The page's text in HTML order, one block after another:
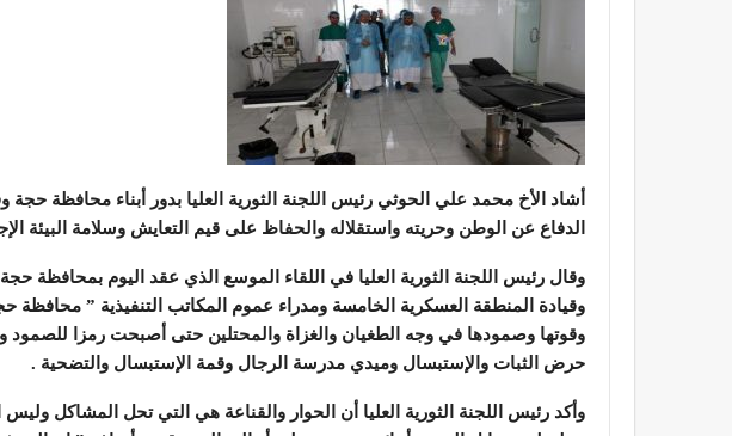
أشاد الأخ محمد علي الحوثي رئيس اللجنة الثورية العليا بدور أبناء محافظة
الدفاع عن الوطن وحريته واستقلاله والحفاظ على قيم التعايش وسلامة البيئة
وقال رئيس اللجنة الثورية العليا في اللقاء الموسع الذي عقد اليوم بمحافظة
وقيادة المنطقة العسكرية الخامسة ومدراء عموم المكاتب التنفيذية ” محافظة
وقوتها وصمودها في وجه الطغيان والغزاة والمحتلين حتى أصبحت رمزا للصمود
حرض الثبات والإستبسال وميدي مدرسة الرجال وقمة الإستبسال والتضحية .
وأكد رئيس اللجنة الثورية العليا أن الحوار والقناعة هي التي تحل المشاكل